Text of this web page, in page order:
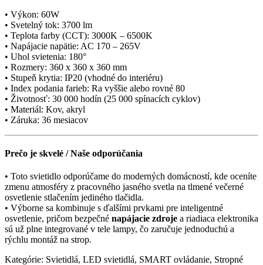
• Výkon: 60W
• Svetelný tok: 3700 lm
• Teplota farby (CCT): 3000K – 6500K
• Napájacie napätie: AC 170 – 265V
• Uhol svietenia: 180°
• Rozmery: 360 x 360 x 360 mm
• Stupeň krytia: IP20 (vhodné do interiéru)
• Index podania farieb: Ra vyššie alebo rovné 80
• Životnosť: 30 000 hodín (25 000 spínacích cyklov)
• Materiál: Kov, akryl
• Záruka: 36 mesiacov
Prečo je skvelé / Naše odporúčania
• Toto svietidlo odporúčame do moderných domácností, kde oceníte
zmenu atmosféry z pracovného jasného svetla na tlmené večerné
osvetlenie stlačením jediného tlačidla.
• Výborne sa kombinuje s ďalšími prvkami pre inteligentné
osvetlenie, pričom bezpečné napájacie zdroje a riadiaca elektronika
sú už plne integrované v tele lampy, čo zaručuje jednoduchú a
rýchlu montáž na strop.
Kategórie: Svietidlá, LED svietidlá, SMART ovládanie, Stropné